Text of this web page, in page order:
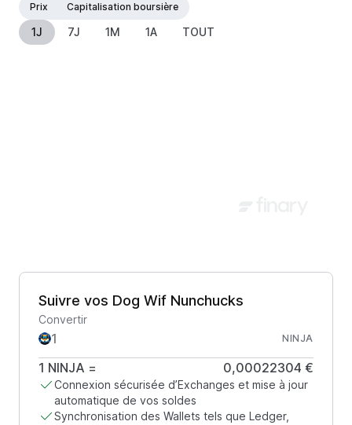
Prix
Capitalisation boursière
1J 7J 1M 1A TOUT
Suivre vos Dog Wif Nunchucks
Convertir
NINJA
1 NINJA = 0,00022304 €
Connexion sécurisée d’Exchanges et mise à jour
automatique de vos soldes
Synchronisation des Wallets tels que Ledger,